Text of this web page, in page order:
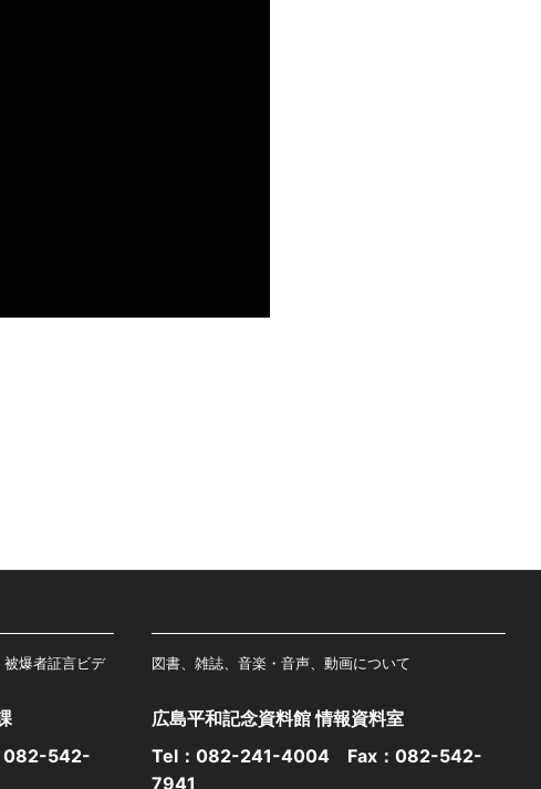
爆者証言ビデ
082-542-
図書、雑誌、音楽・音声、動画について
広島平和記念資料館 情報資料室
Tel： 082-241-4004 Fax：082-542-
7941